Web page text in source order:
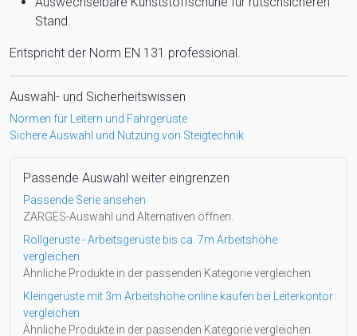
Stand.
Entspricht der Norm EN 131 professional.
Auswahl- und Sicherheitswissen
Normen für Leitern und Fahrgerüste
Sichere Auswahl und Nutzung von Steigtechnik
Passende Auswahl weiter eingrenzen
Passende Serie ansehen
ZARGES-Auswahl und Alternativen öffnen.
Rollgerüste - Arbeitsgerüste bis ca. 7m Arbeitshöhe
vergleichen
Ähnliche Produkte in der passenden Kategorie vergleichen.
Kleingerüste mit 3m Arbeitshöhe online kaufen bei Leiterkontor
vergleichen
Ähnliche Produkte in der passenden Kategorie vergleichen.